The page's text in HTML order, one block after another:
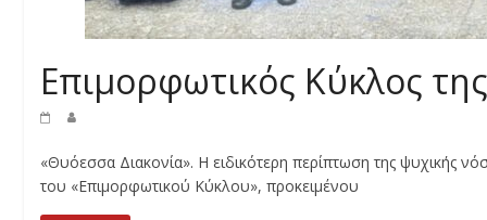
Επιμορφωτικός Κύκλος
«Θυόεσσα Διακονία». Η ειδικότερη περίπτωση της ψυχικής
του «Επιμορφωτικού Κύκλου», προκειμένου